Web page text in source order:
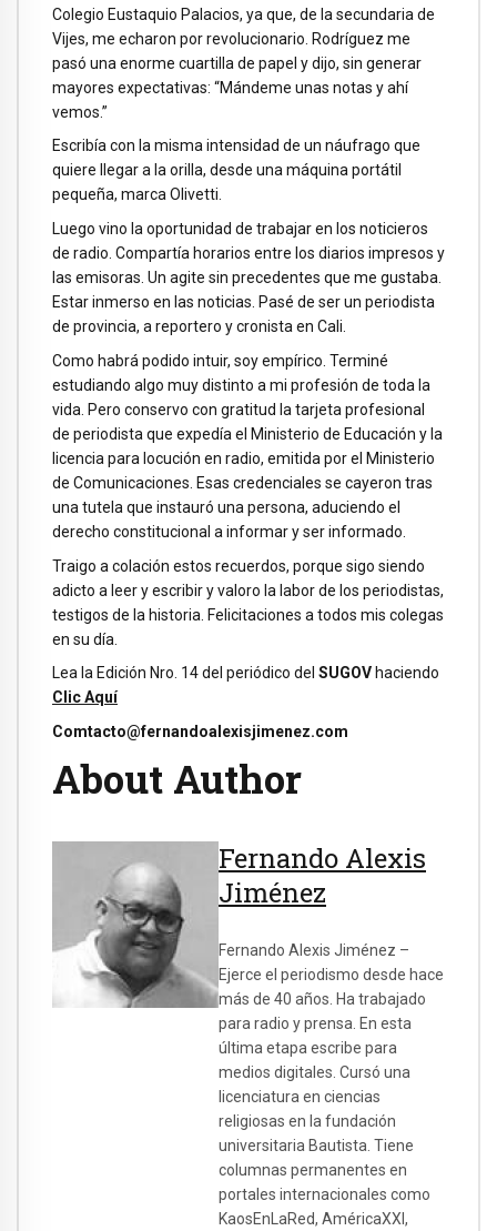
Colegio Eustaquio Palacios, ya que, de la secundaria de
Vijes, me echaron por revolucionario. Rodríguez me
pasó una enorme cuartilla de papel y dijo, sin generar
mayores expectativas: “Mándeme unas notas y ahí
vemos.”
Escribía con la misma intensidad de un náufrago que
quiere llegar a la orilla, desde una máquina portátil
pequeña, marca Olivetti.
Luego vino la oportunidad de trabajar en los noticieros
de radio. Compartía horarios entre los diarios impresos y
las emisoras. Un agite sin precedentes que me gustaba.
Estar inmerso en las noticias. Pasé de ser un periodista
de provincia, a reportero y cronista en Cali.
Como habrá podido intuir, soy empírico. Terminé
estudiando algo muy distinto a mi profesión de toda la
vida. Pero conservo con gratitud la tarjeta profesional
de periodista que expedía el Ministerio de Educación y la
licencia para locución en radio, emitida por el Ministerio
de Comunicaciones. Esas credenciales se cayeron tras
una tutela que instauró una persona, aduciendo el
derecho constitucional a informar y ser informado.
Traigo a colación estos recuerdos, porque sigo siendo
adicto a leer y escribir y valoro la labor de los periodistas,
testigos de la historia. Felicitaciones a todos mis colegas
en su día.
Lea la Edición Nro. 14 del periódico del SUGOV haciendo
Clic Aquí
Comtacto@fernandoalexisjimenez.com
About Author
Fernando Alexis
Jiménez
Fernando Alexis Jiménez –
Ejerce el periodismo desde hace
más de 40 años. Ha trabajado
para radio y prensa. En esta
última etapa escribe para
medios digitales. Cursó una
licenciatura en ciencias
religiosas en la fundación
universitaria Bautista. Tiene
columnas permanentes en
portales internacionales como
KaosEnLaRed, AméricaXXI,